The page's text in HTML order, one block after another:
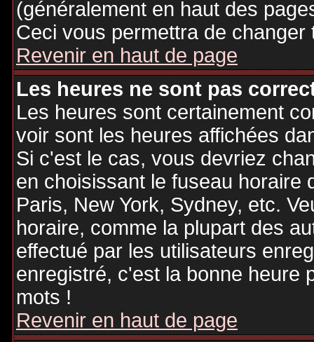
(généralement en haut des
Ceci vous permettra de
Revenir en haut de page
Les heures ne sont pas
Les heures sont certainement
voir sont les heures affichées
Si c'est le cas, vous devriez
en choisissant le fuseau horaire
Paris, New York, Sydney, etc.
horaire, comme la plupart des
effectué par les utilisateurs
enregistré, c'est la bonne heure
mots !
Revenir en haut de page